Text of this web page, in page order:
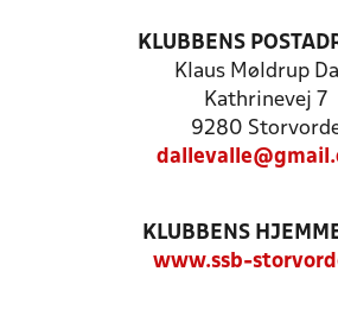
KLUBBENS
Klaus Møldrup
Kathrinevej 7
9280
KLUBBENS
www.ssb-